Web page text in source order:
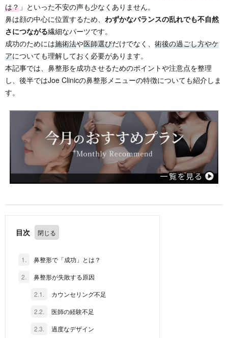
は？ 」といった不安の声も少なくありません。
鼻は顔の中心に位置するため、 わずかなバランスの乱れでも不自然
さにつながる繊細なパーツです。
成功のためには施術法や医師選びだけでなく、 術後の過ごし方やケ
アについても理解しておく必要があります。
本記事では、鼻整形を成功させるためのポイントや注意点を整理
し、後半ではJoe Clinicの鼻整形メニューの特徴についても紹介しま
す。
目次
1.
鼻整形で「成功」とは？
2.
鼻整形が失敗する原因
2.1.
カウンセリング不足
2.2.
医師の経験不足
2.3.
過度なデザイン